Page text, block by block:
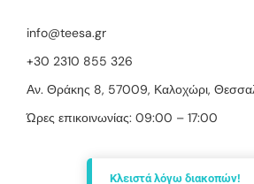
info@teesa.gr
+30 2310 855 326
Αν. Θράκης 8, 57009, Καλοχώρι,
Ώρες επικοινωνίας: 09:00 – 17:00
Κλειστά λόγω διακοπών!